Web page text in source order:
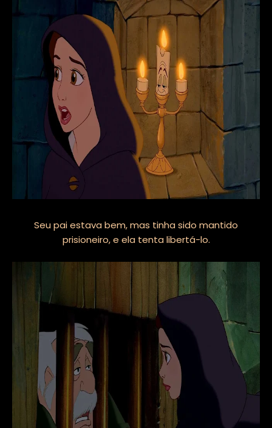
Seu pai estava bem, mas tinha sido mantido
prisioneiro, e ela tenta libertá-lo.